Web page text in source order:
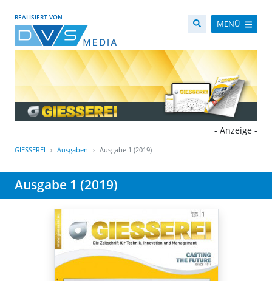
REALISIERT VON
MENÜ
- Anzeige -
GIESSEREI Ausgaben Ausgabe 1 (2019)
Ausgabe 1 (2019)